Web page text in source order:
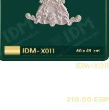
IDM-X011
210.00 EGP